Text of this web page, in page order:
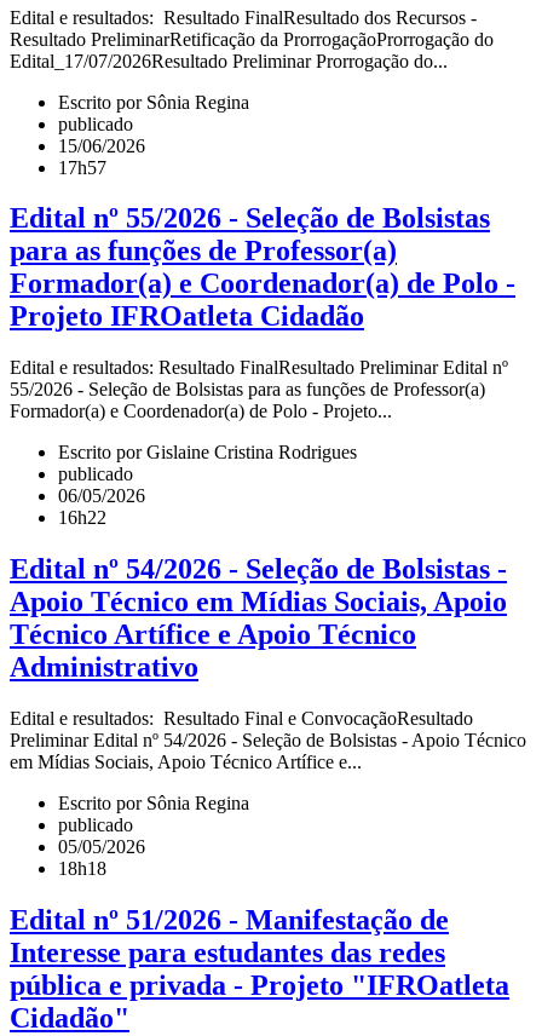
Edital e resultados: Resultado FinalResultado dos Recursos -
Resultado PreliminarRetificação da ProrrogaçãoProrrogação do
Edital_17/07/2026Resultado Preliminar Prorrogação do...
Escrito por Sônia Regina
publicado
15/06/2026
17h57
Edital nº 55/2026 - Seleção de Bolsistas
para as funções de Professor(a)
Formador(a) e Coordenador(a) de Polo -
Projeto IFROatleta Cidadão
Edital e resultados: Resultado FinalResultado Preliminar Edital nº
55/2026 - Seleção de Bolsistas para as funções de Professor(a)
Formador(a) e Coordenador(a) de Polo - Projeto...
Escrito por Gislaine Cristina Rodrigues
publicado
06/05/2026
16h22
Edital nº 54/2026 - Seleção de Bolsistas -
Apoio Técnico em Mídias Sociais, Apoio
Técnico Artífice e Apoio Técnico
Administrativo
Edital e resultados: Resultado Final e ConvocaçãoResultado
Preliminar Edital nº 54/2026 - Seleção de Bolsistas - Apoio Técnico
em Mídias Sociais, Apoio Técnico Artífice e...
Escrito por Sônia Regina
publicado
05/05/2026
18h18
Edital nº 51/2026 - Manifestação de
Interesse para estudantes das redes
pública e privada - Projeto "IFROatleta
Cidadão"